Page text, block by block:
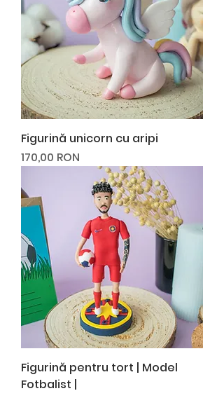
Figurină unicorn cu aripi
Preț
170,00 RON
Figurină pentru tort | Model
Fotbalist |